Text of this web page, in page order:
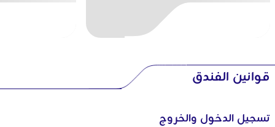
قوانين الفندق
تسجيل الدخول والخروج